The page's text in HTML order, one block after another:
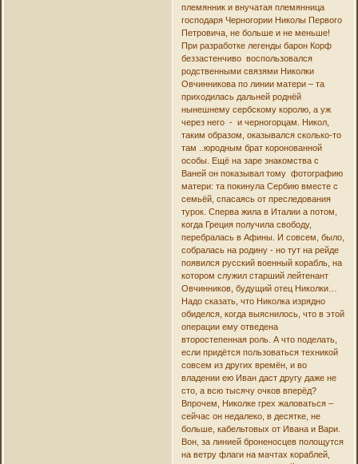
племянник и внучатая племянница
господаря Черногории Николы Первого
Петровича, не больше и не меньше!
При разработке легенды барон Корф
беззастенчиво воспользовался
родственными связями Николки
Овчинникова по линии матери – та
приходилась дальней роднёй
нынешнему сербскому королю, а уж
через него - и черногорцам. Никол,
таким образом, оказывался сколько-то
там ..юродным брат коронованной
особы. Ещё на заре знакомства с
Ваней он показывал тому фотографию
матери: та покинула Сербию вместе с
семьёй, спасаясь от преследования
турок. Сперва жила в Италии а потом,
когда Греция получила свободу,
перебралась в Афины. И совсем, было,
собралась на родину - но тут на рейде
появился русский военный корабль, на
котором служил старший лейтенант
Овчинников, будущий отец Николки…
Надо сказать, что Николка изрядно
обиделся, когда выяснилось, что в этой
операции ему отведена
второстепенная роль. А что поделать,
если придётся пользоваться техникой
совсем из других времён, и во
владении ею Иван даст другу даже не
сто, а всю тысячу очков вперёд?
Впрочем, Николке грех жаловаться –
сейчас он недалеко, в десятке, не
больше, кабельтовых от Ивана и Вари.
Вон, за линией броненосцев полощутся
на ветру флаги на мачтах кораблей,